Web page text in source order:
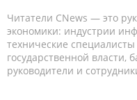
Читатели CNews — это
экономики: индустрии
технические
государственной
руководители и